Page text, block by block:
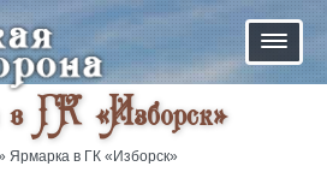
в ГК «Изборск»
Ярмарка в ГК «Изборск»